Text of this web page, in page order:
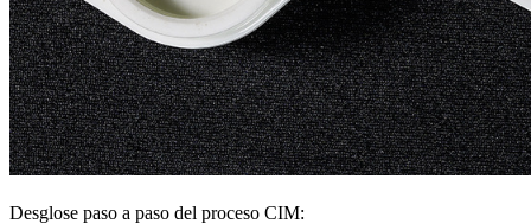
Desglose paso a paso del proceso CIM: